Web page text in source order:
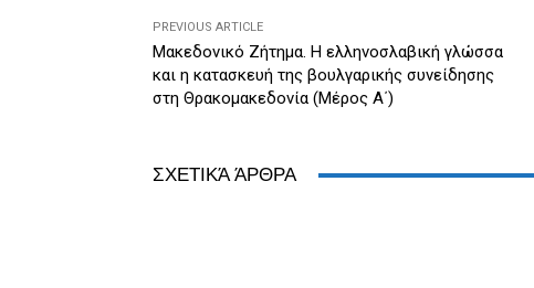
k
PREVIOUS ARTICLE
Μακεδονικό Ζήτημα. Η ελληνοσλαβική γλώσσα
και η κατασκευή της βουλγαρικής συνείδησης
στη Θρακομακεδονία (Μέρος Α΄)
ΣΧΕΤΙΚΆ ΆΡΘΡΑ